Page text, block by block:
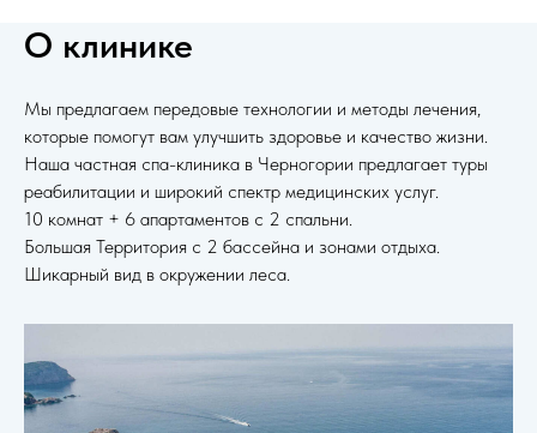
О клинике
Мы предлагаем передовые технологии и методы лечения,
которые помогут вам улучшить здоровье и качество жизни.
Наша частная спа-клиника в Черногории предлагает туры
реабилитации и широкий спектр медицинских услуг.
10 комнат + 6 апартаментов с 2 спальни.
Большая Территория с 2 бассейна и зонами отдыха.
Шикарный вид в окружении леса.